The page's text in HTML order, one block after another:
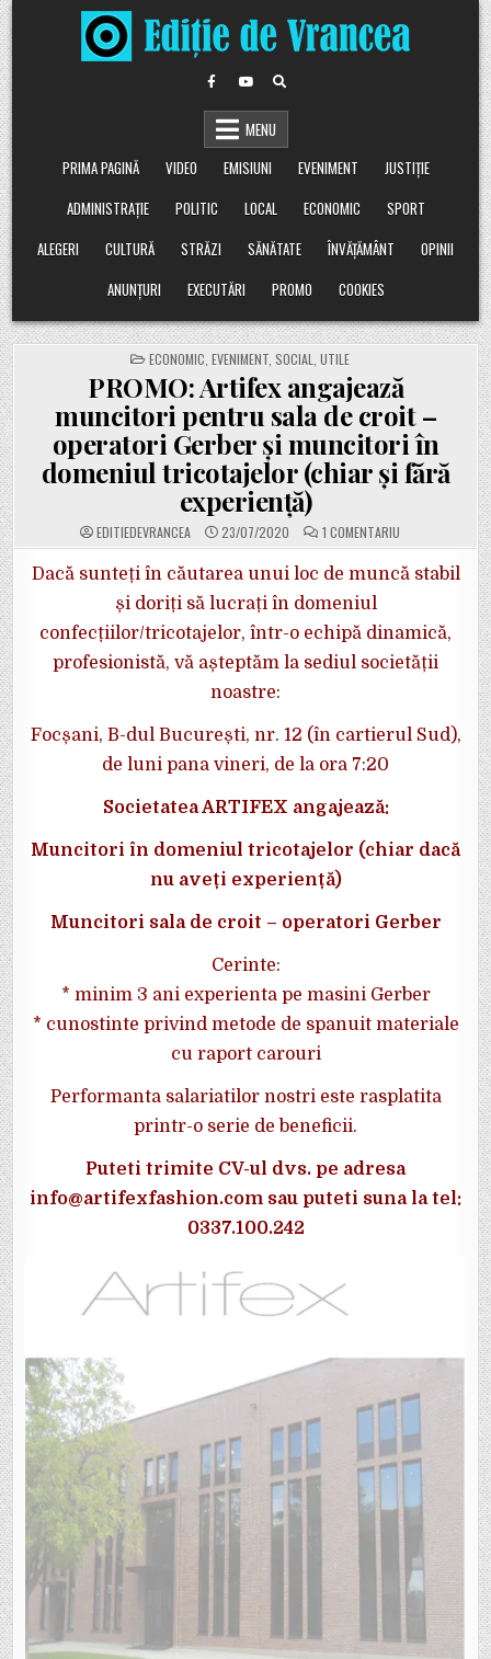
Skip
to
content
MENU
PRIMA PAGINĂ
VIDEO EMISIUNI EVENIMENT
JUSTIȚIE
ADMINISTRAȚIE
POLITIC LOCAL ECONOMIC
SPORT
ALEGERI
CULTURĂ STRĂZI SĂNĂTATE ÎNVĂȚĂMÂNT
OPINII
ANUNȚURI
EXECUTĂRI PROMO COOKIES
POSTED
IN
ECONOMIC EVENIMENT SOCIAL UTILE
PROMO: Artifex angajează
muncitori pentru sala de croit –
operatori Gerber și muncitori în
domeniul tricotajelor (chiar și fără
experiență)
EDITIEDEVRANCEA 23/07/2020 1 COMENTARIU
PROMO:
ANGAJEAZĂ
MUNCITORI
CROIT
OPERATORI
GERBER
DOMENIUL
TRICOTAJELOR
Dacă sunteți în căutarea unui loc de muncă stabil
și doriți să lucrați în domeniul
confecțiilor/tricotajelor, într-o echipă dinamică,
profesionistă, vă așteptăm la sediul societății
noastre:
Focșani, B-dul București, nr. 12 (în cartierul Sud),
de luni pana vineri, de la ora 7:20
Societatea ARTIFEX angajează:
Muncitori în domeniul tricotajelor (chiar dacă
nu aveți experiență)
Muncitori sala de croit – operatori Gerber
Cerinte:
* minim 3 ani experienta pe masini Gerber
* cunostinte privind metode de spanuit materiale
cu raport carouri
Performanta salariatilor nostri este rasplatita
printr-o serie de beneficii.
Puteti trimite CV-ul dvs. pe adresa
info@artifexfashion.com sau puteti suna la tel:
0337.100.242